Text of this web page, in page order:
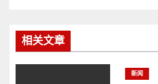
相关文章
新闻